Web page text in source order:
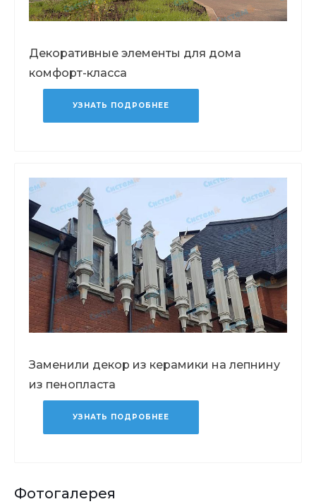
Декоративные элементы для дома
комфорт-класса
УЗНАТЬ ПОДРОБНЕЕ
Заменили декор из керамики на лепнину
из пенопласта
УЗНАТЬ ПОДРОБНЕЕ
Фотогалерея